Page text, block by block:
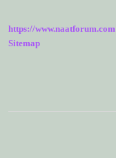
https://www.naatforum.com
Sitemap